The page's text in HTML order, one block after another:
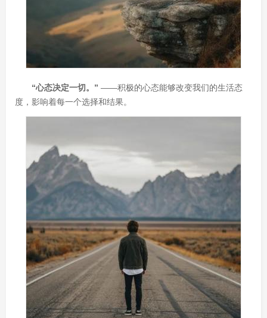
“心态决定一切。” ——积极的心态能够改变我们的生活态
度，影响着每一个选择和结果。